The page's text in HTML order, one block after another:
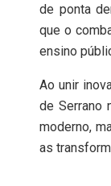
de ponta
que o
ensino
Ao unir
de Serrano
moderno,
as